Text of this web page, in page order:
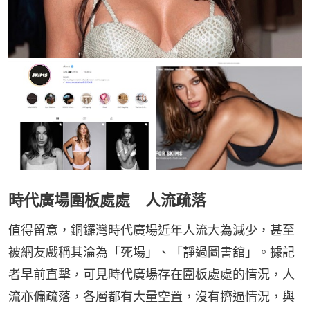
時代廣場圍板處處 人流疏落
值得留意，銅鑼灣時代廣場近年人流大為減少，甚至
被網友戲稱其淪為「死場」、「靜過圖書舘」。據記
者早前直擊，可見時代廣場存在圍板處處的情況，人
流亦偏疏落，各層都有大量空置，沒有擠逼情況，與